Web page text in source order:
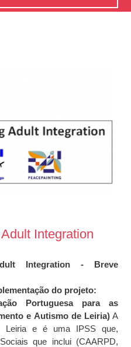
Integration
Integration - Breve
do projeto:
Portuguesa para as
e Autismo de Leiria)A
Leiria e é uma IPSS que,
que inclui (CAARPD,